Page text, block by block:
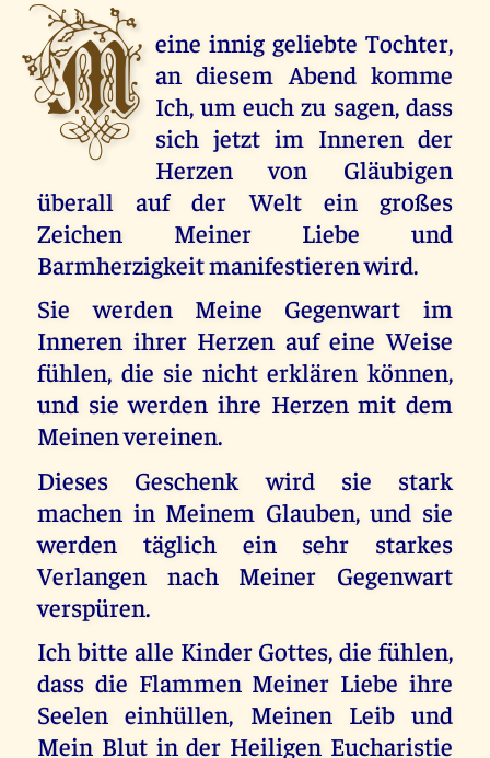
M eine innig geliebte Tochter,
an diesem Abend komme
Ich, um euch zu sagen, dass
sich jetzt im Inneren der
Herzen von Gläubigen
überall auf der Welt ein großes
Zeichen Meiner Liebe und
Barmherzigkeit manifestieren wird.
Sie werden Meine Gegenwart im
Inneren ihrer Herzen auf eine Weise
fühlen, die sie nicht erklären können,
und sie werden ihre Herzen mit dem
Meinen vereinen.
Dieses Geschenk wird sie stark
machen in Meinem Glauben, und sie
werden täglich ein sehr starkes
Verlangen nach Meiner Gegenwart
verspüren.
Ich bitte alle Kinder Gottes, die fühlen,
dass die Flammen Meiner Liebe ihre
Seelen einhüllen, Meinen Leib und
Mein Blut in der Heiligen Eucharistie